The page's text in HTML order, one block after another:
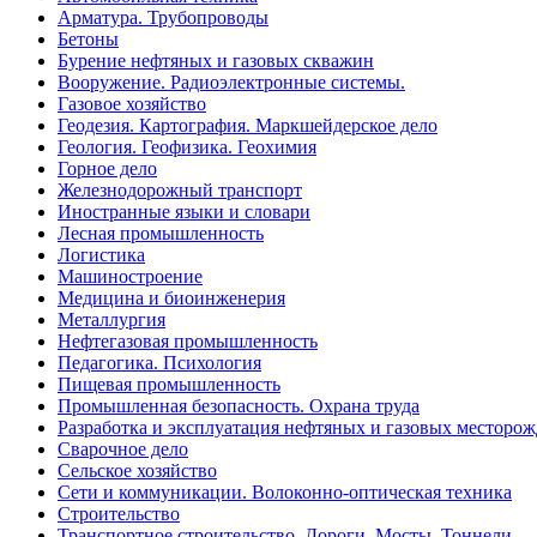
Арматура. Трубопроводы
Бетоны
Бурение нефтяных и газовых скважин
Вооружение. Радиоэлектронные системы.
Газовое хозяйство
Геодезия. Картография. Маркшейдерское дело
Геология. Геофизика. Геохимия
Горное дело
Железнодорожный транспорт
Иностранные языки и словари
Лесная промышленность
Логистика
Машиностроение
Медицина и биоинженерия
Металлургия
Нефтегазовая промышленность
Педагогика. Психология
Пищевая промышленность
Промышленная безопасность. Охрана труда
Разработка и эксплуатация нефтяных и газовых
Сварочное дело
Сельское хозяйство
Сети и коммуникации. Волоконно-оптическая техника
Строительство